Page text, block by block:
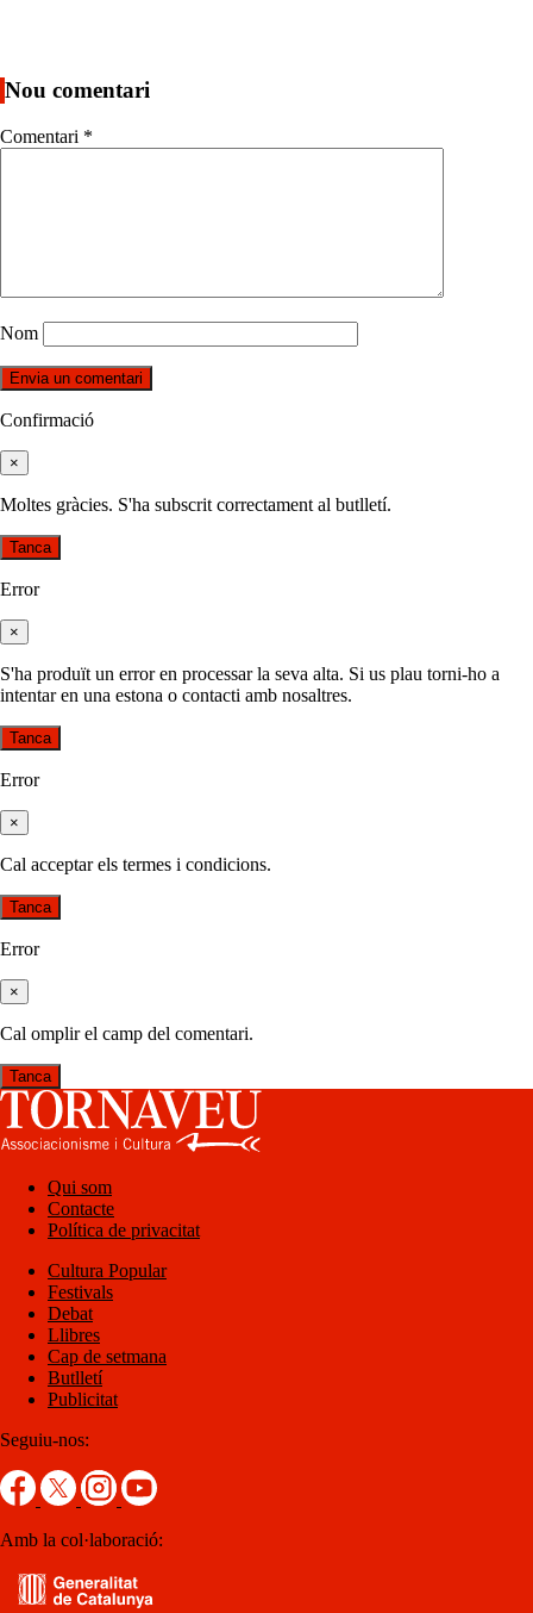
Nou comentari
Comentari *
Nom
Confirmació
×
Moltes gràcies. S'ha subscrit correctament al butlletí.
Tanca
Error
×
S'ha produït un error en processar la seva alta. Si us plau torni-ho a
intentar en una estona o contacti amb nosaltres.
Tanca
Error
×
Cal acceptar els termes i condicions.
Tanca
Error
×
Cal omplir el camp del comentari.
Tanca
Qui som
Contacte
Política de privacitat
Cultura Popular
Festivals
Debat
Llibres
Cap de setmana
Butlletí
Publicitat
Seguiu-nos:
Amb la col·laboració: